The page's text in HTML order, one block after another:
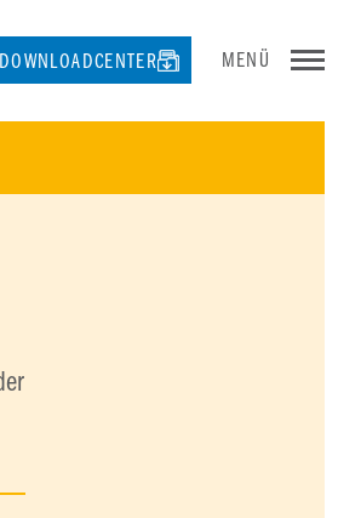
DOWNLOADCENTER MENÜ